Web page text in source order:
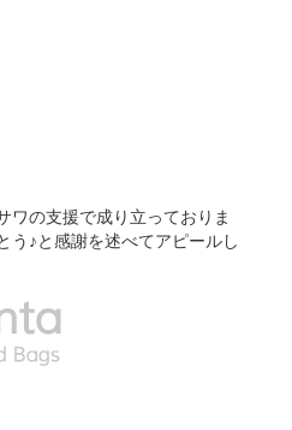
ワの支援で成り立っておりま
う♪と感謝を述べてアピールし